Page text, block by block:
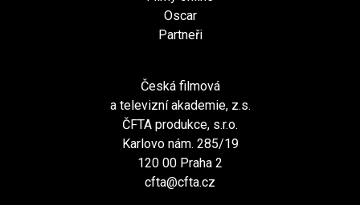
Oscar
Partneři
Česká filmová
a televizní akademie, z.s.
ČFTA produkce, s.r.o.
Karlovo nám. 285/19
120 00 Praha 2
cfta@cfta.cz